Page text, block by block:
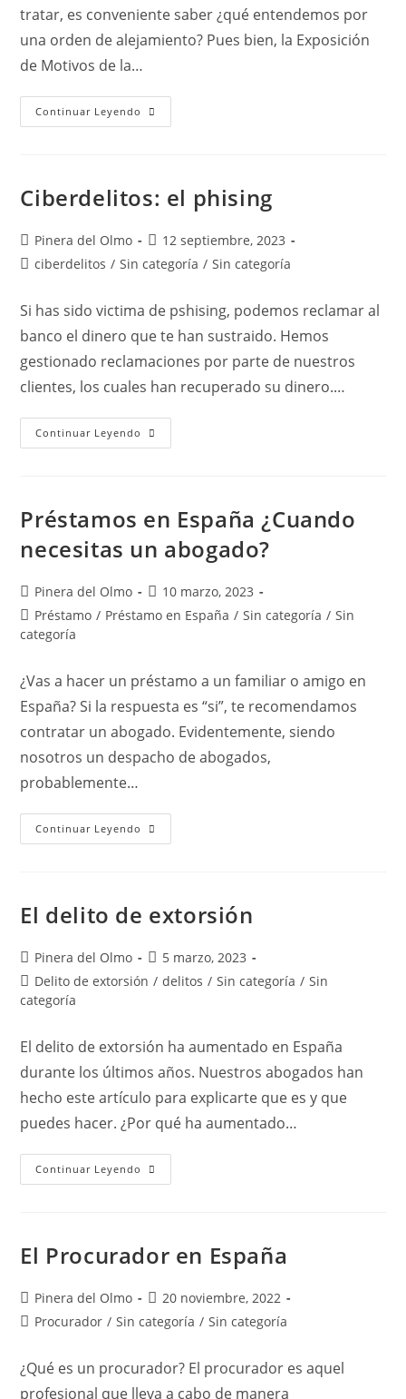
tratar, es conveniente saber ¿qué entendemos por
una orden de alejamiento? Pues bien, la Exposición
de Motivos de la…
Continuar Leyendo Orden
De
Ciberdelitos: el phising
Autor
de
Pinera del Olmo
Publicación
de
12 septiembre, 2023
Categoría
la
entrada:
ciberdelitos / Sin categoría / Sin categoría
Si has sido victima de pshising, podemos reclamar al
banco el dinero que te han sustraido. Hemos
gestionado reclamaciones por parte de nuestros
clientes, los cuales han recuperado su dinero.…
Continuar Leyendo Ciberdelitos:
El
Préstamos en España ¿Cuando
necesitas un abogado?
Autor
de
la
entrada:
Pinera del Olmo
Publicación
de
10 marzo, 2023
Categoría
de
entrada:
Préstamo / Préstamo en España / Sin categoría / Sin
categoría
¿Vas a hacer un préstamo a un familiar o amigo en
España? Si la respuesta es “si”, te recomendamos
contratar un abogado. Evidentemente, siendo
nosotros un despacho de abogados,
probablemente…
Continuar Leyendo Préstamos
En
Abogado?
El delito de extorsión
Autor
de
la
entrada:
Pinera del Olmo
Publicación
de
5 marzo, 2023
Categoría
de
entrada:
Delito de extorsión / delitos / Sin categoría / Sin
categoría
El delito de extorsión ha aumentado en España
durante los últimos años. Nuestros abogados han
hecho este artículo para explicarte que es y que
puedes hacer. ¿Por qué ha aumentado…
Continuar Leyendo El
Delito
El Procurador en España
Autor
de
Pinera del Olmo
Publicación
de
20 noviembre, 2022
Categoría
la
entrada:
Procurador / Sin categoría / Sin categoría
¿Qué es un procurador? El procurador es aquel
profesional que lleva a cabo de manera